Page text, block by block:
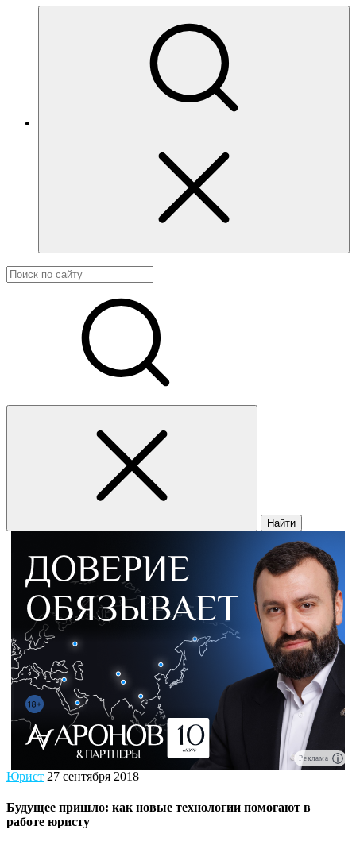
Найти
Реклама
Юрист 27 сентября 2018
Будущее пришло: как новые технологии помогают в
работе юристу